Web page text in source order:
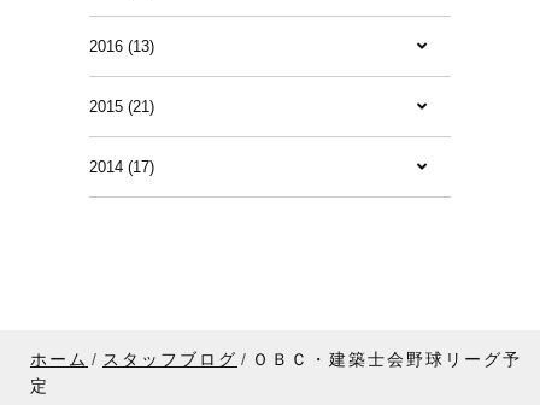
2016 (13)
2015 (21)
2014 (17)
ホーム スタッフブログ
ＯＢＣ・建築士会野球リーグ予
定